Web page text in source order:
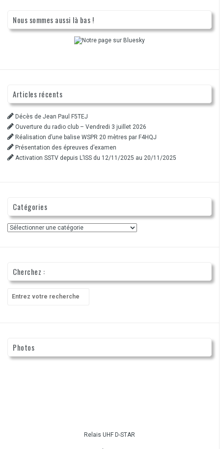
Nous sommes aussi là bas !
Articles récents
Décès de Jean Paul F5TEJ
Ouverture du radio club – Vendredi 3 juillet 2026
Réalisation d’une balise WSPR 20 mètres par F4HQJ
Présentation des épreuves d’examen
Activation SSTV depuis L’ISS du 12/11/2025 au 20/11/2025
Catégories
Catégories
Cherchez :
pour
Photos
Relais UHF D-STAR